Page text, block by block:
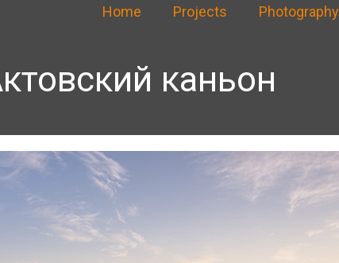
Home Projects Photography
каньон